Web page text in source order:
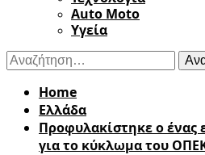
Auto Moto
Υγεία
Αναζήτηση
για:
Home
Ελλάδα
Προφυλακίστηκε ο ένας
για το κύκλωμα του